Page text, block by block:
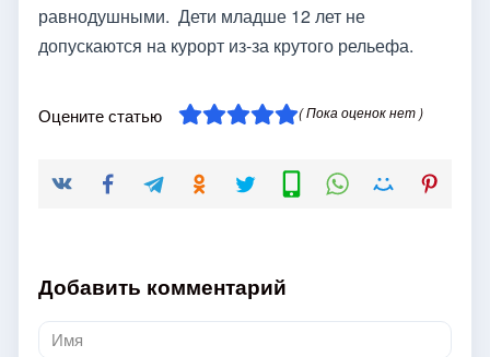
равнодушными. Дети младше 12 лет не
допускаются на курорт из-за крутого рельефа.
Оцените статью ( Пока оценок нет )
Добавить комментарий
Имя